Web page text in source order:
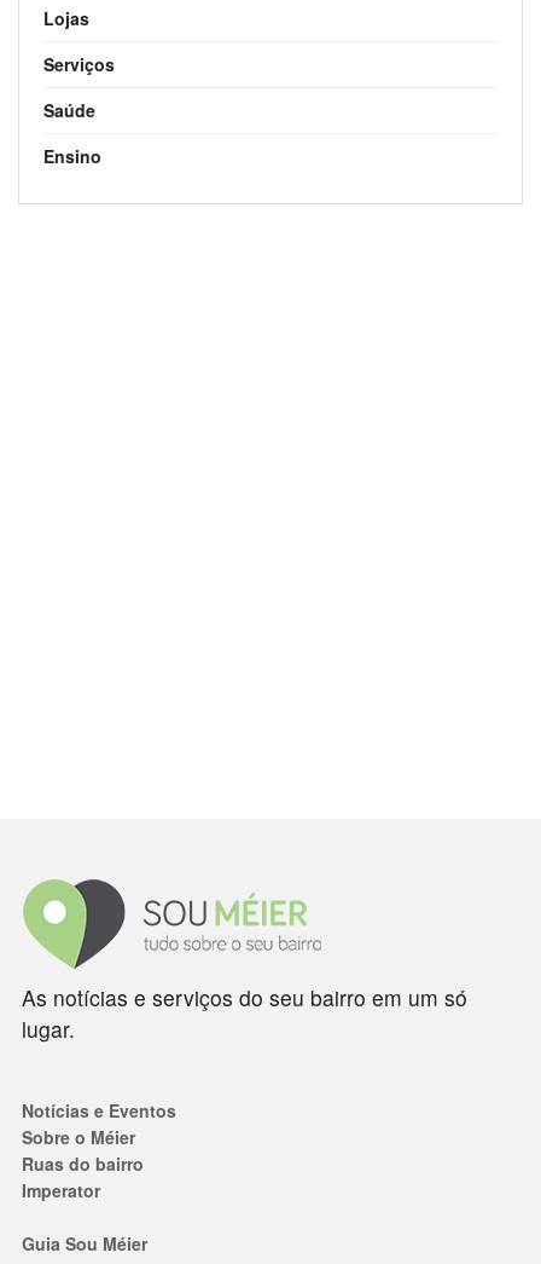
Lojas
Serviços
Saúde
Ensino
As notícias e serviços do seu bairro em um só
lugar.
Notícias e Eventos
Sobre o Méier
Ruas do bairro
Imperator
Guia Sou Méier